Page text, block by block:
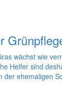
wächst wie
Helfer sind
der ehemaligen